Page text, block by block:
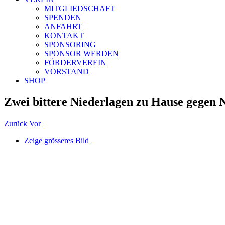
MITGLIEDSCHAFT
SPENDEN
ANFAHRT
KONTAKT
SPONSORING
SPONSOR WERDEN
FÖRDERVEREIN
VORSTAND
SHOP
Zwei bittere Niederlagen zu Hause gegen
Zurück Vor
Zeige grösseres Bild